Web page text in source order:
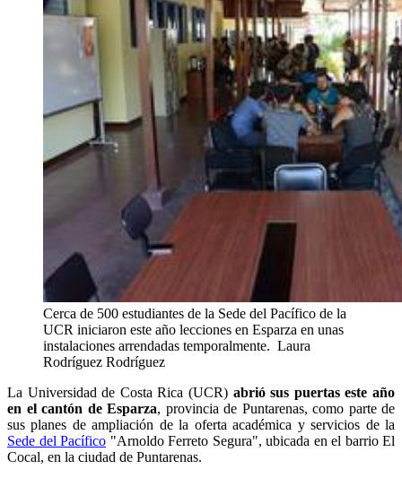
Cerca de 500 estudiantes de la Sede del Pacífico de la
UCR iniciaron este año lecciones en Esparza en unas
instalaciones arrendadas temporalmente. Laura
Rodríguez Rodríguez
La Universidad de Costa Rica (UCR) abrió sus puertas este año
en el cantón de Esparza, provincia de Puntarenas, como parte de
sus planes de ampliación de la oferta académica y servicios de la
Sede del Pacífico "Arnoldo Ferreto Segura", ubicada en el barrio El
Cocal, en la ciudad de Puntarenas.